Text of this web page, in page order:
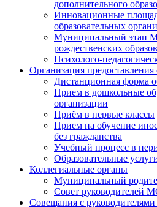
дополнительного
Инновационные
образовательных
Муниципальный этап
рождественских
Психолого-
Организация предоставления
Дистанционная форма
Прием в дошкольные
организации
Приём в первые классы
Прием на обучение
без гражданства
Учебный процесс в
Образовательные
Коллегиальные органы
Муниципальный
Совет руководителей
Совещания с